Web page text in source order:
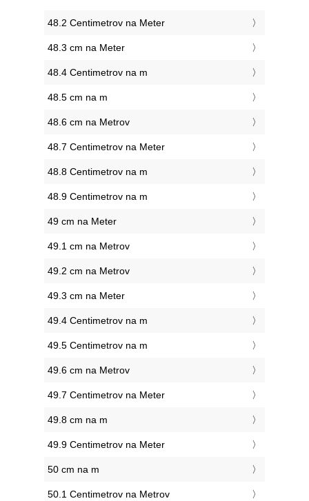
48.2 Centimetrov na Meter
48.3 cm na Meter
48.4 Centimetrov na m
48.5 cm na m
48.6 cm na Metrov
48.7 Centimetrov na Meter
48.8 Centimetrov na m
48.9 Centimetrov na m
49 cm na Meter
49.1 cm na Metrov
49.2 cm na Metrov
49.3 cm na Meter
49.4 Centimetrov na m
49.5 Centimetrov na m
49.6 cm na Metrov
49.7 Centimetrov na Meter
49.8 cm na m
49.9 Centimetrov na Meter
50 cm na m
50.1 Centimetrov na Metrov